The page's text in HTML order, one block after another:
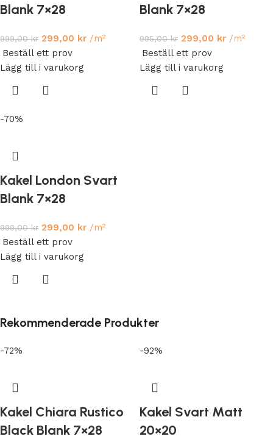
Blank 7×28
999,00kr 299,00 kr /m²
Beställ ett prov
Lägg till i varukorg
Blank 7×28
995,00kr 299,00 kr /m²
Beställ ett prov
Lägg till i varukorg
-70%
Kakel London Svart
Blank 7×28
999,00kr 299,00 kr /m²
Beställ ett prov
Lägg till i varukorg
Rekommenderade Produkter
-72%
Kakel Chiara Rustico
Black Blank 7×28
-92%
Kakel Svart Matt
20×20